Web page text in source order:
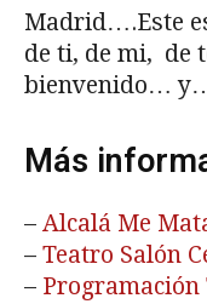
Madrid….Este
de ti, de mi, de
bienvenido…
Más
– Alcalá Me
– Teatro Salón
– Programación